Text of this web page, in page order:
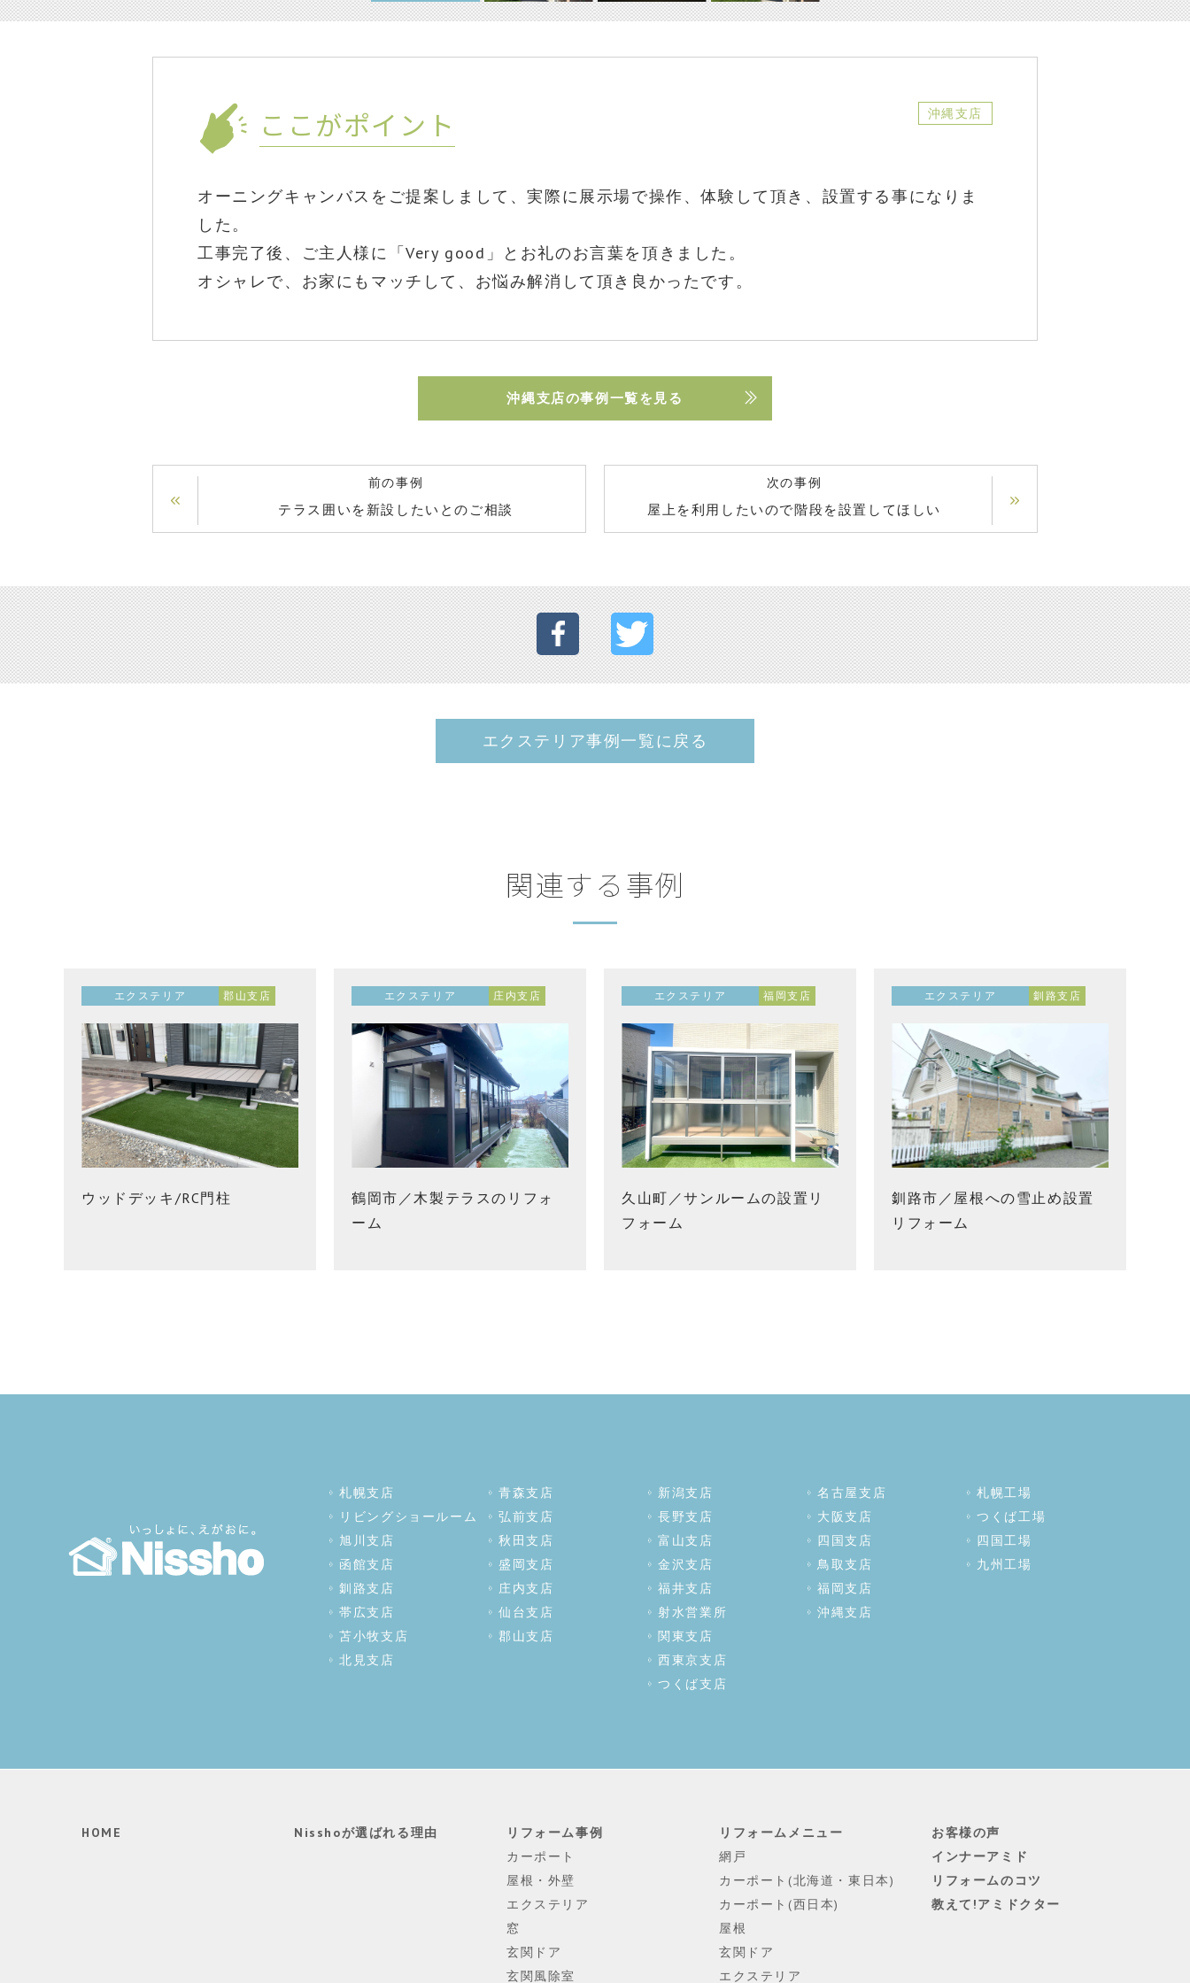
ここがポイント 沖縄支店
オーニングキャンバスをご提案しまして、実際に展示場で操作、体験して頂き、設置する事になりま
した。
工事完了後、ご主人様に「Very good」とお礼のお言葉を頂きました。
オシャレで、お家にもマッチして、お悩み解消して頂き良かったです。
沖縄支店の事例一覧を見る
前の事例
テラス囲いを新設したいとのご相談
次の事例
屋上を利用したいので階段を設置してほしい
エクステリア事例一覧に戻る
関連する事例
エクステリア 郡山支店
ウッドデッキ/RC門柱
エクステリア 庄内支店
鶴岡市／木製テラスのリフォ
ーム
エクステリア 福岡支店
久山町／サンルームの設置リ
フォーム
エクステリア 釧路支店
釧路市／屋根への雪止め設置
リフォーム
札幌支店
リビングショールーム
旭川支店
函館支店
釧路支店
帯広支店
苫小牧支店
北見支店
青森支店
弘前支店
秋田支店
盛岡支店
庄内支店
仙台支店
郡山支店
新潟支店
長野支店
富山支店
金沢支店
福井支店
射水営業所
関東支店
西東京支店
つくば支店
名古屋支店
大阪支店
四国支店
鳥取支店
福岡支店
沖縄支店
札幌工場
つくば工場
四国工場
九州工場
HOME Nisshoが選ばれる理由
リフォーム事例
カーポート
屋根・外壁
エクステリア
窓
玄関ドア
玄関風除室
リフォームメニュー
網戸
カーポート(北海道・東日本)
カーポート(西日本)
屋根
玄関ドア
エクステリア
お客様の声
インナーアミド
リフォームのコツ
教えて!アミドクター